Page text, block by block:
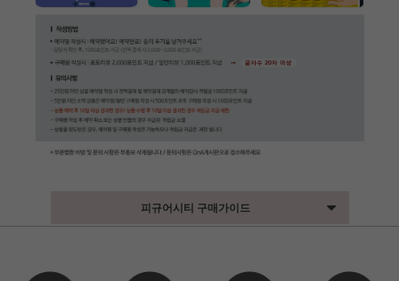
피규어시티 구매가이드